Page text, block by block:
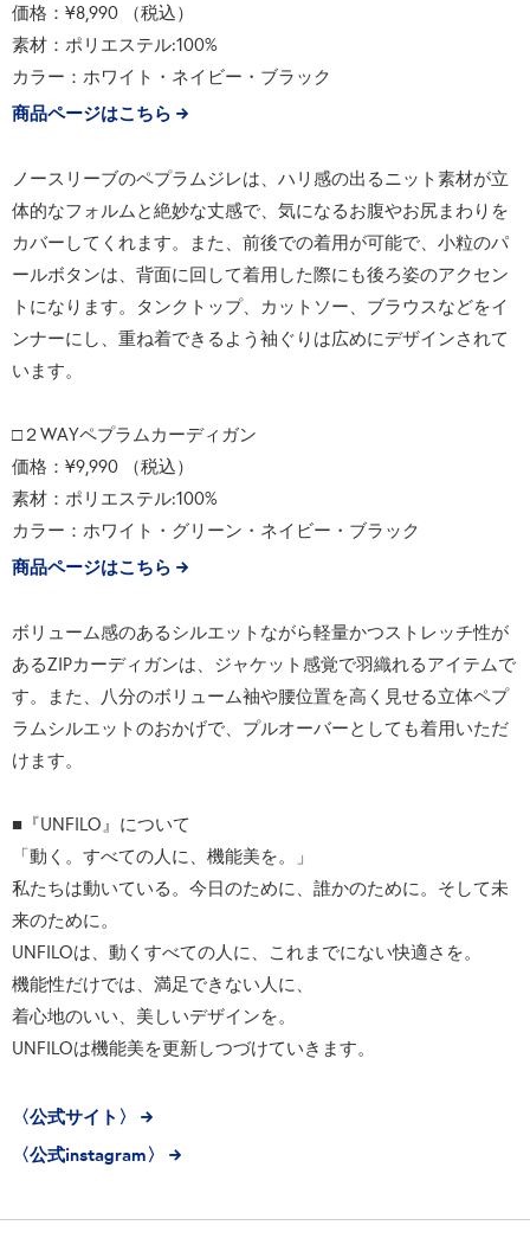
価格：¥8,990 （税込）
素材：ポリエステル:100%
カラー：ホワイト・ネイビー・ブラック
商品ページはこちら
ノースリーブのペプラムジレは、ハリ感の出るニット素材が立
体的なフォルムと絶妙な丈感で、気になるお腹やお尻まわりを
カバーしてくれます。また、前後での着用が可能で、小粒のパ
ールボタンは、背面に回して着用した際にも後ろ姿のアクセン
トになります。タンクトップ、カットソー、ブラウスなどをイ
ンナーにし、重ね着できるよう袖ぐりは広めにデザインされて
います。
□２WAYペプラムカーディガン
価格：¥9,990 （税込）
素材：ポリエステル:100%
カラー：ホワイト・グリーン・ネイビー・ブラック
商品ページはこちら
ボリューム感のあるシルエットながら軽量かつストレッチ性が
あるZIPカーディガンは、ジャケット感覚で羽織れるアイテムで
す。また、八分のボリューム袖や腰位置を高く見せる立体ペプ
ラムシルエットのおかげで、プルオーバーとしても着用いただ
けます。
■『UNFILO』について
「動く。すべての人に、機能美を。」
私たちは動いている。今日のために、誰かのために。そして未
来のために。
UNFILOは、動くすべての人に、これまでにない快適さを。
機能性だけでは、満足できない人に、
着心地のいい、美しいデザインを。
UNFILOは機能美を更新しつづけていきます。
〈公式サイト〉
〈公式instagram〉